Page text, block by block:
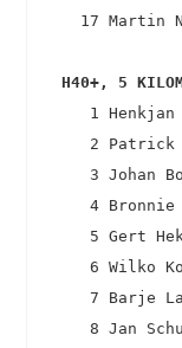
17 Martin
H40+, 5
1 Henkjan
2 Patrick
3 Johan
4 Bronnie
5 Gert
6 Wilko
7 Barje
8 Jan